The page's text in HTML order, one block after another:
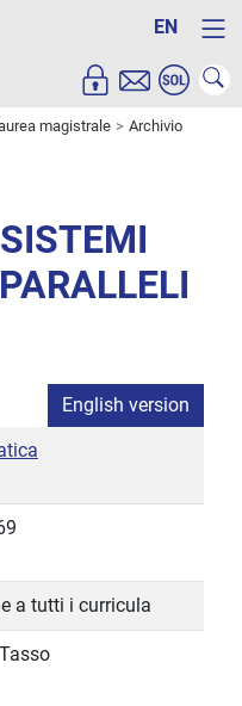
EN
magistrale
Archivio
English version
a tutti i curricula